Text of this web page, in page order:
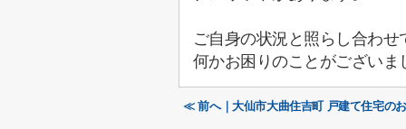
ご自身の状況と照らし合わ
何かお困りのことがござい
≪ 前へ｜大仙市大曲住吉町 戸建て住宅の